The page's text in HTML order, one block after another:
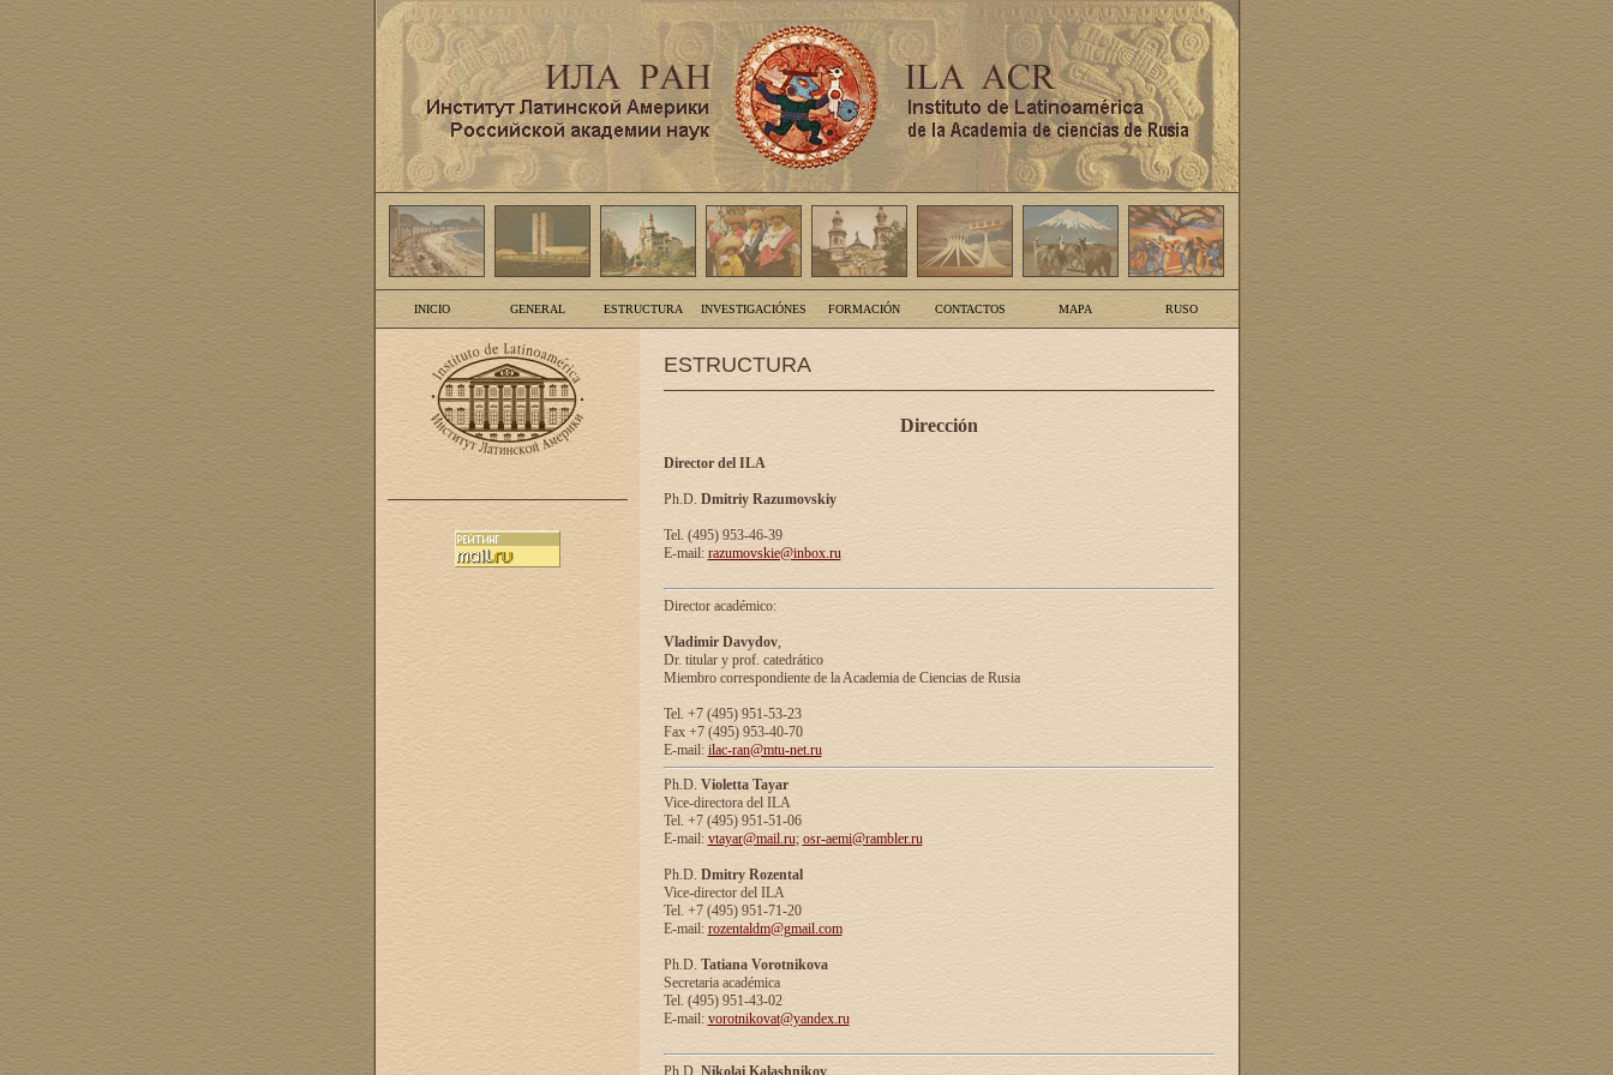
INICIO GENERAL ESTRUCTURA INVESTIGACIÓNES FORMACIÓN CONTACTOS MAPA RUSO
ESTRUCTURA
Dirección
Director del ILA
Ph.D. Dmitriy Razumovskiy
Tel. (495) 953-46-39
E-mail: razumovskie@inbox.ru
Director académico:
Vladimir Davydov,
Dr. titular y prof. catedrático
Miembro correspondiente de la Academia de Ciencias de Rusia
Tel. +7 (495) 951-53-23
Fax +7 (495) 953-40-70
E-mail: ilac-ran@mtu-net.ru
Ph.D. Violetta Tayar
Vice-directora del ILA
Tel. +7 (495) 951-51-06
E-mail: vtayar@mail.ru; osr-aemi@rambler.ru
Ph.D. Dmitry Rozental
Vice-director del ILA
Tel. +7 (495) 951-71-20
E-mail: rozentaldm@gmail.com
Ph.D. Tatiana Vorotnikova
Secretaria académica
Tel. (495) 951-43-02
E-mail: vorotnikovat@yandex.ru
Ph.D. Nikolai Kalashnikov